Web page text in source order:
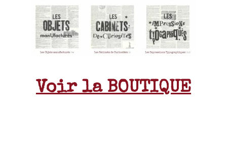
Voir la BOUTIQUE